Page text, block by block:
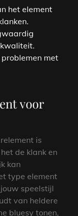
het element
met
voor
is
de klank en
kan
type element
speelstijl
van heldere
bluesy tonen,